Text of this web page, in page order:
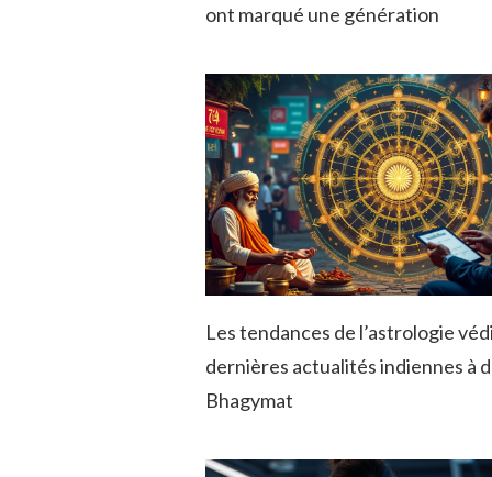
ont marqué une génération
Les tendances de l’astrologie
dernières actualités indiennes à
Bhagymat